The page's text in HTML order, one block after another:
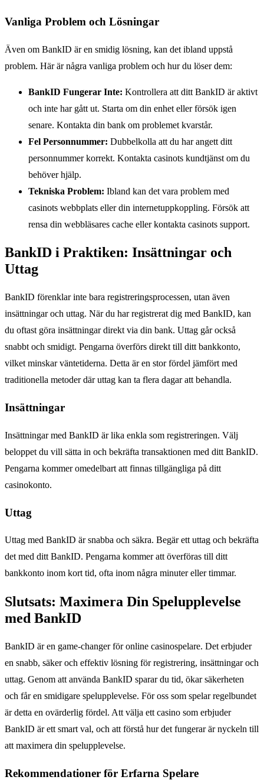
Vanliga Problem och Lösningar
Även om BankID är en smidig lösning, kan det ibland uppstå
problem. Här är några vanliga problem och hur du löser dem:
BankID Fungerar Inte: Kontrollera att ditt BankID är aktivt
och inte har gått ut. Starta om din enhet eller försök igen
senare. Kontakta din bank om problemet kvarstår.
Fel Personnummer: Dubbelkolla att du har angett ditt
personnummer korrekt. Kontakta casinots kundtjänst om du
behöver hjälp.
Tekniska Problem: Ibland kan det vara problem med
casinots webbplats eller din internetuppkoppling. Försök att
rensa din webbläsares cache eller kontakta casinots support.
BankID i Praktiken: Insättningar och
Uttag
BankID förenklar inte bara registreringsprocessen, utan även
insättningar och uttag. När du har registrerat dig med BankID, kan
du oftast göra insättningar direkt via din bank. Uttag går också
snabbt och smidigt. Pengarna överförs direkt till ditt bankkonto,
vilket minskar väntetiderna. Detta är en stor fördel jämfört med
traditionella metoder där uttag kan ta flera dagar att behandla.
Insättningar
Insättningar med BankID är lika enkla som registreringen. Välj
beloppet du vill sätta in och bekräfta transaktionen med ditt BankID.
Pengarna kommer omedelbart att finnas tillgängliga på ditt
casinokonto.
Uttag
Uttag med BankID är snabba och säkra. Begär ett uttag och bekräfta
det med ditt BankID. Pengarna kommer att överföras till ditt
bankkonto inom kort tid, ofta inom några minuter eller timmar.
Slutsats: Maximera Din Spelupplevelse
med BankID
BankID är en game-changer för online casinospelare. Det erbjuder
en snabb, säker och effektiv lösning för registrering, insättningar och
uttag. Genom att använda BankID sparar du tid, ökar säkerheten
och får en smidigare spelupplevelse. För oss som spelar regelbundet
är detta en ovärderlig fördel. Att välja ett casino som erbjuder
BankID är ett smart val, och att förstå hur det fungerar är nyckeln till
att maximera din spelupplevelse.
Rekommendationer för Erfarna Spelare